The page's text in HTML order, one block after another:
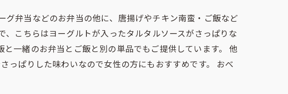
弁当などのお弁当の他に、唐揚げやチキン南蛮・ご飯など
こちらはヨーグルトが入ったタルタルソースがさっぱりな
一緒のお弁当とご飯と別の単品でもご提供しています。 他
っぱりした味わいなので女性の方にもおすすめです。 おべ